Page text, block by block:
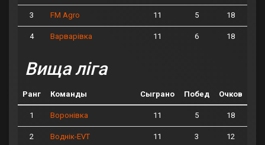
3 FM Agro 11 5 18
4 Варварівка 11 6 18
Вища ліга
Ранг Команды Сыграно Побед Очков
1 Воронівка 11 5 18
2 Воднік-EVT 11 3 12